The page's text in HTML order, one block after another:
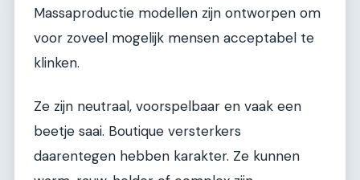
Massaproductie modellen zijn ontworpen om
voor zoveel mogelijk mensen acceptabel te
klinken.
Ze zijn neutraal, voorspelbaar en vaak een
beetje saai. Boutique versterkers
daarentegen hebben karakter. Ze kunnen